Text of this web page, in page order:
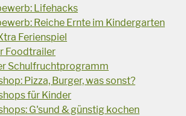
Lifehacks
Reiche Ernte im Kindergarten
Ferienspiel
Foodtrailer
Schulfruchtprogramm
Pizza, Burger, was sonst?
für Kinder
G'sund & günstig kochen